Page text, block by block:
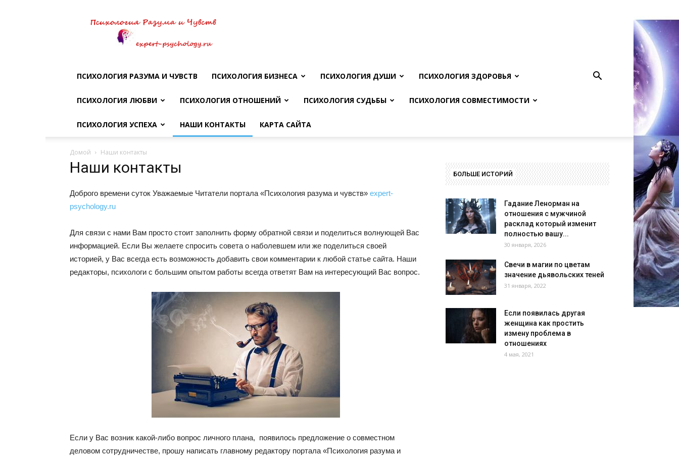
Психология
разума
ПСИХОЛОГИЯ РАЗУМА И ЧУВСТВ ПСИХОЛОГИЯ БИЗНЕСА ПСИХОЛОГИЯ ДУШИ ПСИХОЛОГИЯ ЗДОРОВЬЯ
ПСИХОЛОГИЯ ЛЮБВИ ПСИХОЛОГИЯ ОТНОШЕНИЙ ПСИХОЛОГИЯ СУДЬБЫ ПСИХОЛОГИЯ СОВМЕСТИМОСТИ
ПСИХОЛОГИЯ УСПЕХА НАШИ КОНТАКТЫ КАРТА САЙТА
Домой Наши контакты
Наши контакты
Доброго времени суток Уважаемые Читатели портала «Психология разума и чувств» expert-
psychology.ru
Для связи с нами Вам просто стоит заполнить форму обратной связи и поделиться волнующей Вас
информацией. Если Вы желаете спросить совета о наболевшем или же поделиться своей
историей, у Вас всегда есть возможность добавить свои комментарии к любой статье сайта. Наши
редакторы, психологи с большим опытом работы всегда ответят Вам на интересующий Вас вопрос.
Если у Вас возник какой-либо вопрос личного плана, появилось предложение о совместном
деловом сотрудничестве, прошу написать главному редактору портала «Психология разума и
БОЛЬШЕ ИСТОРИЙ
Гадание Ленорман на
отношения с мужчиной
расклад который изменит
полностью вашу...
30 января, 2026
Свечи в магии по цветам
значение дьявольских теней
31 января, 2022
Если появилась другая
женщина как простить
измену проблема в
отношениях
4 мая, 2021